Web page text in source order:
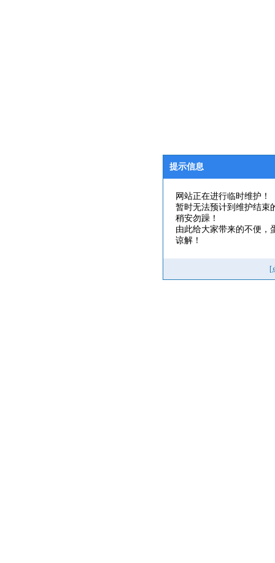
提示信息
网站正在进行临时维护！
暂时无法预计到维护结束
稍安勿躁！
由此给大家带来的不便，
谅解！
[